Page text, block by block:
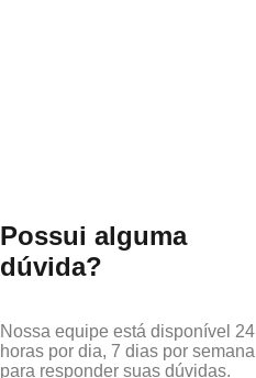
Possui alguma
dúvida?
Nossa equipe está disponível 24
horas por dia, 7 dias por semana
para responder suas dúvidas.